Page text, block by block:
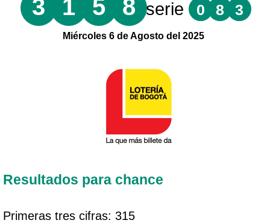
3 1 5 8 serie 0 8 3
Miércoles 6 de Agosto del 2025
Resultados para chance
Primeras tres cifras: 315